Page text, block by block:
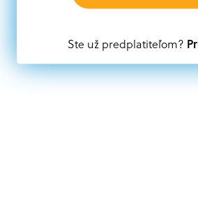
Akákoľvek právnická osoba, t. j.
subjekt, komerčný alebo
mimovládne organizácie zriadené
Ste už predplatiteľom?